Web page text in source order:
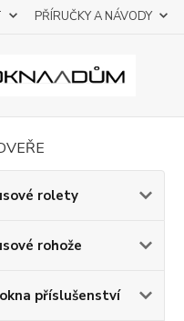
PŘÍRUČKY A NÁVODY
rolety
rohože
příslušenství